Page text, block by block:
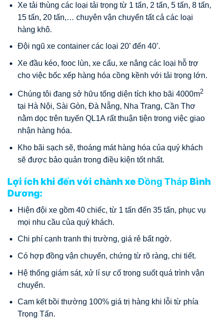
Xe tải thùng các loại tải trọng từ 1 tấn, 2 tấn, 5 tấn, 8 tấn,
15 tấn, 20 tấn,… chuyên vận chuyển tất cả các loại
hàng khô.
Đội ngũ xe container các loại 20’ đến 40’.
Xe đầu kéo, fooc lùn, xe cẩu, xe nâng các loại hỗ trợ
cho việc bốc xếp hàng hóa cồng kềnh với tải trọng lớn.
Chúng tôi đang sở hữu tổng diện tích kho bãi 4000m2
tại Hà Nội, Sài Gòn, Đà Nẵng, Nha Trang, Cần Thơ
nằm dọc trên tuyến QL1A rất thuận tiện trong việc giao
nhận hàng hóa.
Kho bãi sạch sẽ, thoáng mát hàng hóa của quý khách
sẽ được bảo quản trong điều kiện tốt nhất.
Lợi ích khi đến với chành xeĐồng ThápBình
Dương:
Hiện đội xe gồm 40 chiếc, từ 1 tấn đến 35 tấn, phục vụ
mọi nhu cầu của quý khách.
Chi phí cạnh tranh thị trường, giá rẻ bất ngờ.
Có hợp đồng vận chuyển, chứng từ rõ ràng, chi tiết.
Hệ thống giám sát, xử lí sự cố trong suốt quá trình vận
chuyển.
Cam kết bồi thường 100% giá trị hàng khi lỗi từ phía
Trọng Tấn.